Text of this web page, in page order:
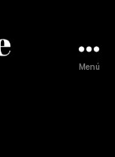
Menú